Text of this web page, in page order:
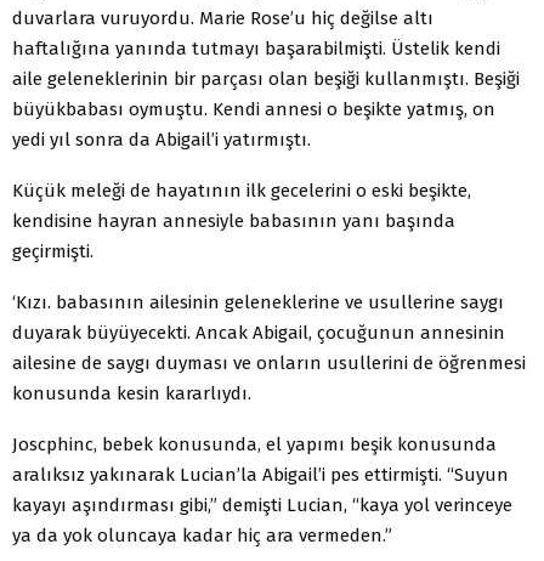
duvarlara vuruyordu. Marie Rose’u hiç değilse altı
haftalığına yanında tutmayı başarabilmişti. Üstelik kendi
aile geleneklerinin bir parçası olan beşiği kullanmıştı. Beşiği
büyükbabası oymuştu. Kendi annesi o beşikte yatmış, on
yedi yıl sonra da Abigail’i yatırmıştı.
Küçük meleği de hayatının ilk gecelerini o eski beşikte,
kendisine hayran annesiyle babasının yanı başında
geçirmişti.
‘Kızı. babasının ailesinin geleneklerine ve usullerine saygı
duyarak büyüyecekti. Ancak Abigail, çocuğunun annesinin
ailesine de saygı duyması ve onların usullerini de öğrenmesi
konusunda kesin kararlıydı.
Joscphinc, bebek konusunda, el yapımı beşik konusunda
aralıksız yakınarak Lucian’la Abigail’i pes ettirmişti. “Suyun
kayayı aşındırması gibi,” demişti Lucian, “kaya yol verinceye
ya da yok oluncaya kadar hiç ara vermeden.”